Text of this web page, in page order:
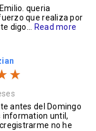
queria
que realiza por
digo... Read more
antes del Domingo
information until,
no he